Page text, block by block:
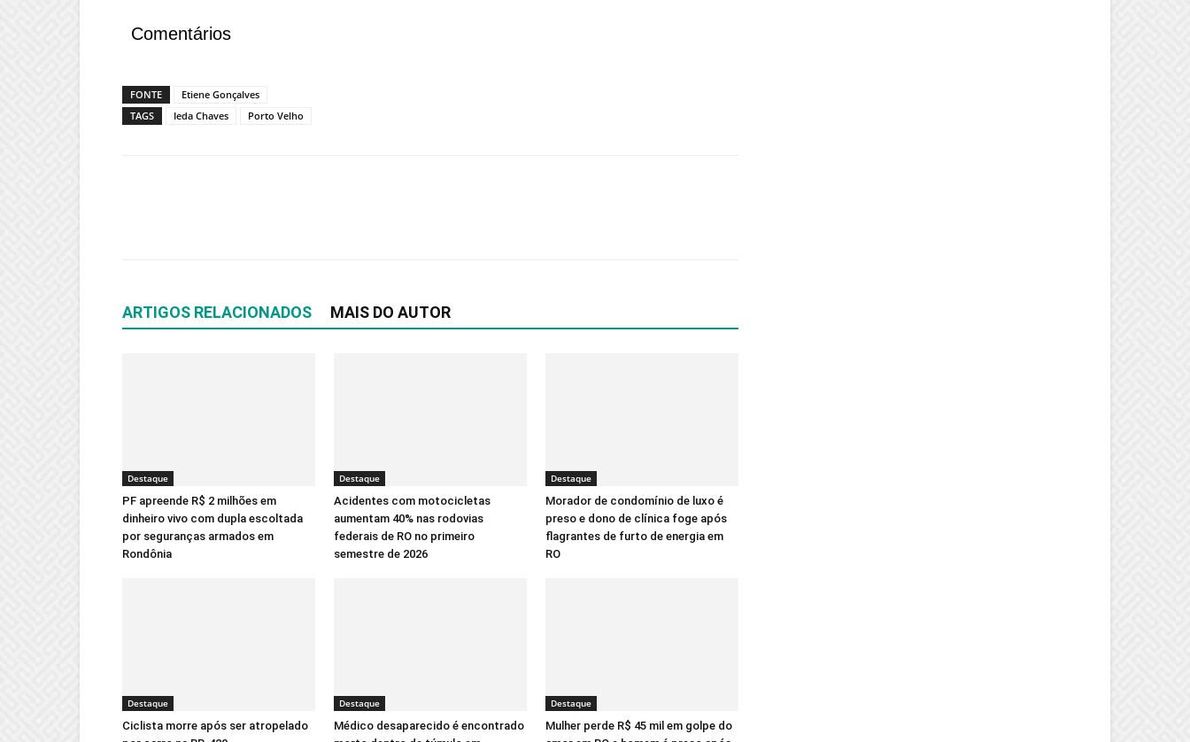
Comentários
FONTE
Etiene Gonçalves
TAGS
Ieda Chaves Porto Velho
ARTIGOS RELACIONADOS MAIS DO AUTOR
Destaque
PF apreende R$ 2 milhões em
dinheiro vivo com dupla escoltada
por seguranças armados em
Rondônia
Destaque
Acidentes com motocicletas
aumentam 40% nas rodovias
federais de RO no primeiro
semestre de 2026
Destaque
Morador de condomínio de luxo é
preso e dono de clínica foge após
flagrantes de furto de energia em
RO
Destaque
Ciclista morre após ser atropelado
Destaque
Médico desaparecido é encontrado
Destaque
Mulher perde R$ 45 mil em golpe do